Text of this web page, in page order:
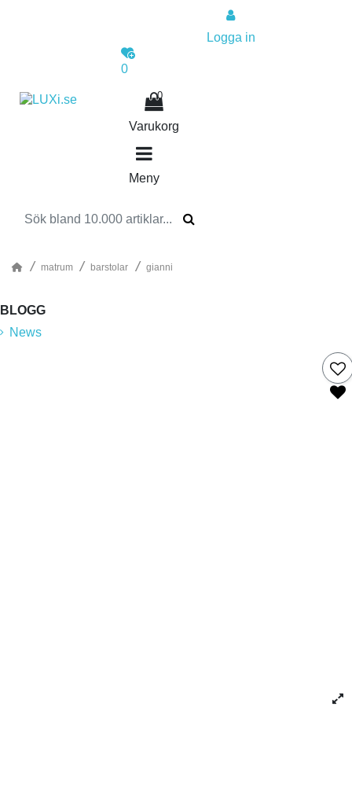
Logga in
0
0
Varukorg
Meny
matrum barstolar gianni
BLOGG
News